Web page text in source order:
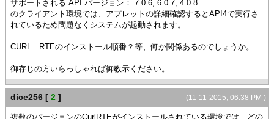
サポートされる API バージョン： 7.0.6, 6.0.7, 4.0.8
のクライアント環境では、アプレットの詳細確認するとAPI4で実行さ
れているため問題なくシステムが起動されます。
CURL RTEのインストール順番？等、何か関係あるのでしょうか。
御存じの方いらっしゃれば御教示ください。
(11-11-2015, 06:38 PM )
dice256 [ 2 ]
複数のバージョンのCurlRTEがインストールされている環境では、どの